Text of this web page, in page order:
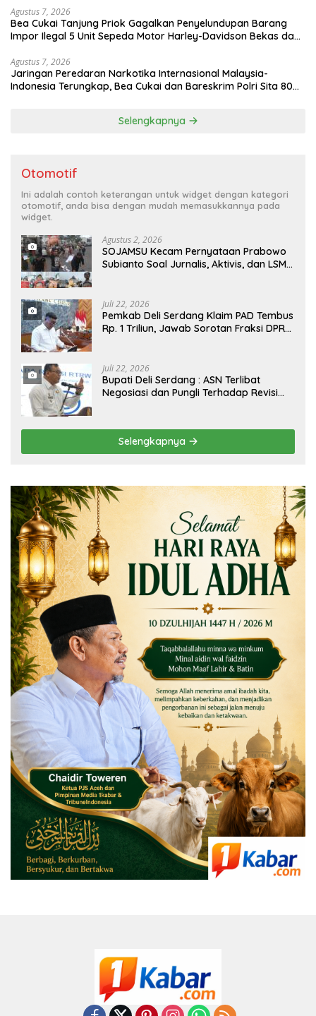
Agustus 7, 2026
Bea Cukai Tanjung Priok Gagalkan Penyelundupan Barang
Impor Ilegal 5 Unit Sepeda Motor Harley-Davidson Bekas dan
Agustus 7, 2026
Jaringan Peredaran Narkotika Internasional Malaysia-
Indonesia Terungkap, Bea Cukai dan Bareskrim Polri Sita 80
Selengkapnya
Otomotif
Ini adalah contoh keterangan untuk widget dengan kategori
otomotif, anda bisa dengan mudah memasukkannya pada
widget.
Agustus 2, 2026
SOJAMSU Kecam Pernyataan Prabowo
Subianto Soal Jurnalis, Aktivis, dan LSM
Juli 22, 2026
Pemkab Deli Serdang Klaim PAD Tembus
Rp. 1 Triliun, Jawab Sorotan Fraksi DPRD
Juli 22, 2026
Bupati Deli Serdang : ASN Terlibat
Negosiasi dan Pungli Terhadap Revisi
Selengkapnya